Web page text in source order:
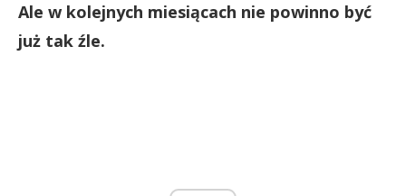
Ale w kolejnych miesiącach nie powinno być
już tak źle.